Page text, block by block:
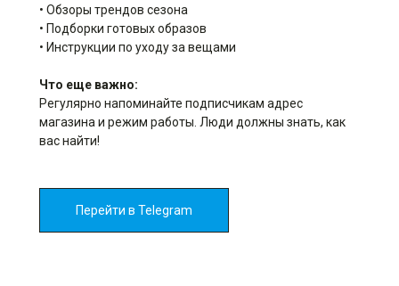
• Обзоры трендов сезона
• Подборки готовых образов
• Инструкции по уходу за вещами
Что еще важно:
Регулярно напоминайте подписчикам адрес
магазина и режим работы. Люди должны знать, как
вас найти!
Перейти в Telegram